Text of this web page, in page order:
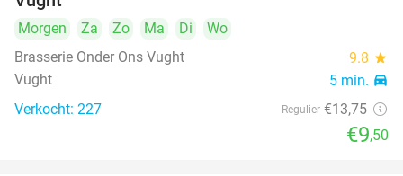
Morgen Za Zo Ma Di
Wo
Brasserie Onder Ons Vught
9.8 star
Vught 5 min. directions_car
Verkocht: 227 Regulier €13,75
€9,50